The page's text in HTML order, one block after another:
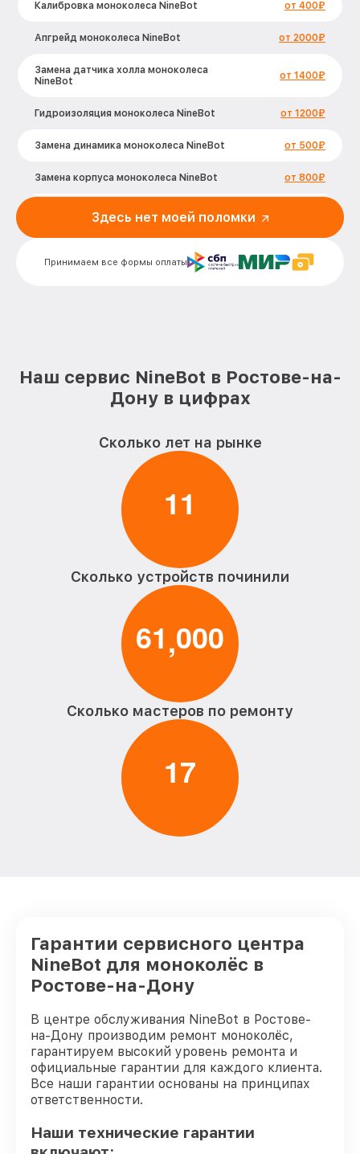
Калибровка моноколеса NineBot от 400₽
Апгрейд моноколеса NineBot от 2000₽
Замена датчика холла моноколеса
NineBot
от 1400₽
Гидроизоляция моноколеса NineBot от 1200₽
Замена динамика моноколеса NineBot от 500₽
Замена корпуса моноколеса NineBot от 800₽
Замена аккумулятора моноколеса
Замена камеры моноколеса NineBot от 750₽
Принимаем все формы оплаты
Здесь нет моей поломки
Наш сервис NineBot в Ростове-на-
Дону в цифрах
Сколько лет на рынке
11
Сколько устройств починили
61,000
Сколько мастеров по ремонту
17
Гарантии сервисного центра
NineBot для моноколёс в
Ростове-на-Дону
В центре обслуживания NineBot в Ростове-
на-Дону производим ремонт моноколёс,
гарантируем высокий уровень ремонта и
официальные гарантии для каждого клиента.
Все наши гарантии основаны на принципах
ответственности.
Наши технические гарантии